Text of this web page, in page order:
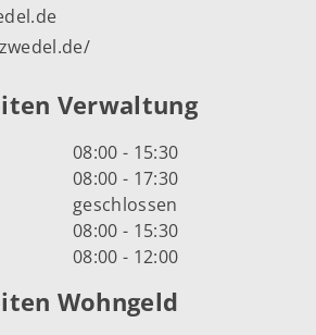
Verwaltung
08:00 - 15:30
08:00 - 17:30
geschlossen
08:00 - 15:30
08:00 - 12:00
Wohngeld